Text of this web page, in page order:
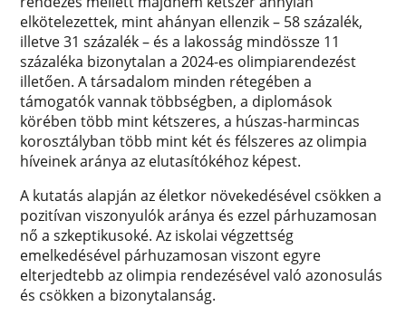
elkötelezettek, mint ahányan ellenzik – 58 százalék,
illetve 31 százalék – és a lakosság mindössze 11
százaléka bizonytalan a 2024-es olimpiarendezést
illetően. A társadalom minden rétegében a
támogatók vannak többségben, a diplomások
körében több mint kétszeres, a húszas-harmincas
korosztályban több mint két és félszeres az olimpia
híveinek aránya az elutasítókéhoz képest.
A kutatás alapján az életkor növekedésével csökken a
pozitívan viszonyulók aránya és ezzel párhuzamosan
nő a szkeptikusoké. Az iskolai végzettség
emelkedésével párhuzamosan viszont egyre
elterjedtebb az olimpia rendezésével való azonosulás
és csökken a bizonytalanság.